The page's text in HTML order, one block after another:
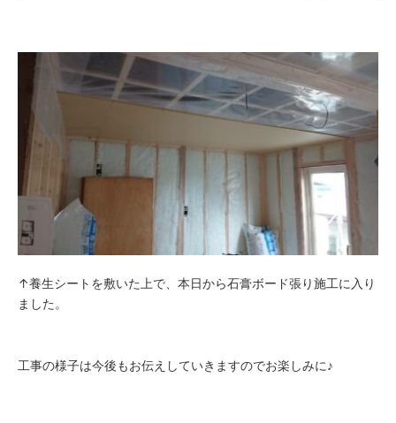
↑養生シートを敷いた上で、本日から石膏ボード張り施工に入り
ました。
工事の様子は今後もお伝えしていきますのでお楽しみに♪